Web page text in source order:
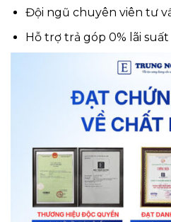
Đội ngũ chuyên viên tư
Hỗ trợ trả góp 0% lãi suất